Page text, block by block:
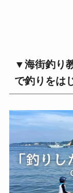
▼海街釣り
で釣りをは